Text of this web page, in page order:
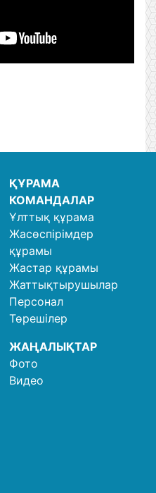
ҚҰРАМА
КОМАНДАЛАР
Ұлттық құрама
Жасөспірімдер
құрамы
Жастар құрамы
Жаттықтырушылар
Персонал
Төрешілер
ЖАҢАЛЫҚТАР
Фото
Видео